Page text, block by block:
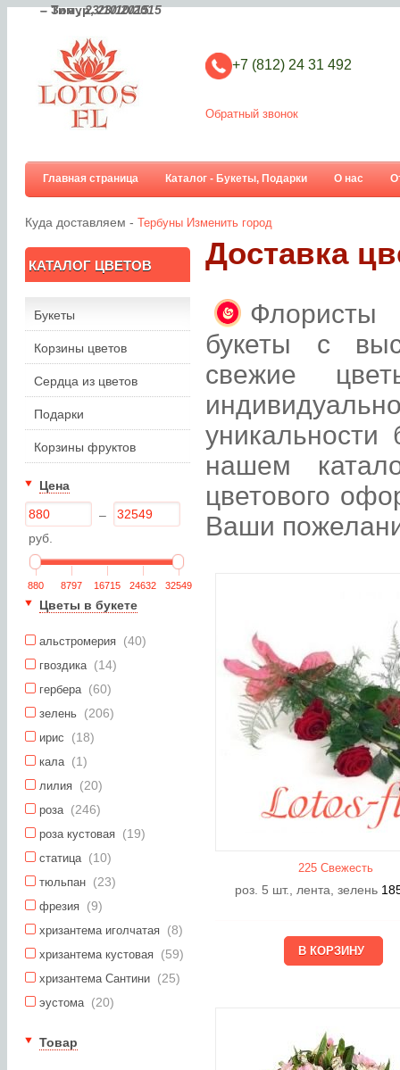
+7 (812) 24 31 492
Обратный звонок
Главная страница Каталог - Букеты, Подарки О нас
Куда доставляем - Тербуны Изменить город
КАТАЛОГ ЦВЕТОВ
Букеты
Корзины цветов
Сердца из цветов
Подарки
Корзины фруктов
Цена
–
руб.
880 8797 16715 24632 32549
Цветы в букете
альстромерия (40)
гвоздика (14)
гербера (60)
зелень (206)
ирис (18)
кала (1)
лилия (20)
роза (246)
роза кустовая (19)
статица (10)
тюльпан (23)
фрезия (9)
хризантема иголчатая (8)
хризантема кустовая (59)
хризантема Сантини (25)
эустома (20)
Товар
– Тимур,23/10/2015
– Зоя ,23/10/2015
Доставка
Флористы
букеты с
свежие
нашем
цветового
Ваши
225 Свежесть
роз. 5 шт., лента, зелень